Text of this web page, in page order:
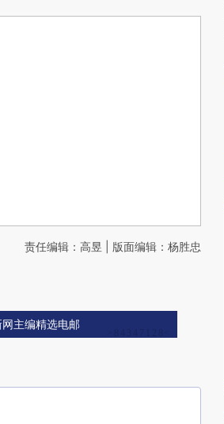
责任编辑：高昱 | 版面编辑：杨胜忠
主编精选电邮